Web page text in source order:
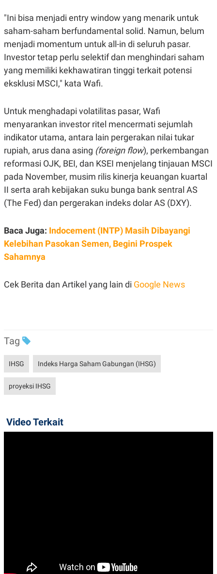
D
M
Y
A
E
.
I
D
L
N
A
N
A
C
T
A
K
N
J
A
E
I
E
N
E
P
A
P
A
D
V
E
I
I
N
G
M
D
SITEMAPPROFILE
SIBER
PRIVACY
"Ini bisa menjadi entry window yang menarik untuk
saham-saham berfundamental solid. Namun, belum
menjadi momentum untuk all-in di seluruh pasar.
Investor tetap perlu selektif dan menghindari saham
yang memiliki kekhawatiran tinggi terkait potensi
eksklusi MSCI," kata Wafi.
Untuk menghadapi volatilitas pasar, Wafi
menyarankan investor ritel mencermati sejumlah
indikator utama, antara lain pergerakan nilai tukar
rupiah, arus dana asing (foreign flow), perkembangan
reformasi OJK, BEI, dan KSEI menjelang tinjauan MSCI
pada November, musim rilis kinerja keuangan kuartal
II serta arah kebijakan suku bunga bank sentral AS
(The Fed) dan pergerakan indeks dolar AS (DXY).
Baca Juga: Indocement (INTP) Masih Dibayangi
Kelebihan Pasokan Semen, Begini Prospek
Sahamnya
Cek Berita dan Artikel yang lain di Google News
Tag
IHSG Indeks Harga Saham Gabungan (IHSG)
proyeksi IHSG
Video Terkait